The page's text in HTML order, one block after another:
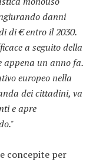
danni
di € entro il 2030.
a seguito della
appena un anno fa.
europeo nella
dei cittadini, va
e apre
concepite per